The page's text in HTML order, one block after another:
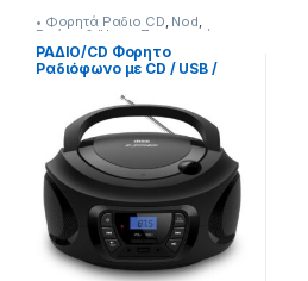
• Φορητά Ραδιο CD, Nod,
Εικόνα & Ήχος Προσφορές
ΡΑΔΙΟ/CD Φορητο
Ραδιόφωνο με CD / USB /
805221017